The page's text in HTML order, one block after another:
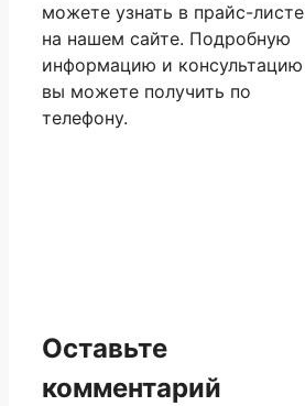
можете узнать в прайс-листе
на нашем сайте. Подробную
информацию и консультацию
вы можете получить по
телефону.
Оставьте
комментарий